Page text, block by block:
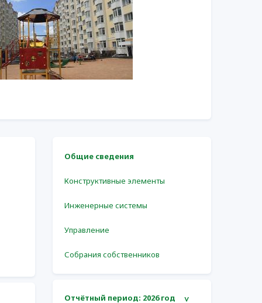
Общие сведения
Конструктивные элементы
Инженерные системы
Управление
Собрания собственников
Отчётный период: 2026 год >